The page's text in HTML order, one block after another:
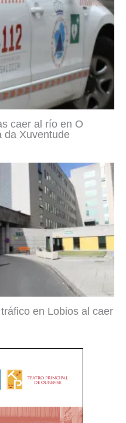
caer al río en O
da Xuventude
en Lobios al caer